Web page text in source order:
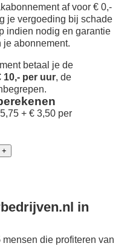
af voor € 0,-
je vergoeding bij schade
indien nodig en garantie
abonnement.
betaal je de
10,- per uur, de
+ € 3,50 per
in
mensen die profiteren van